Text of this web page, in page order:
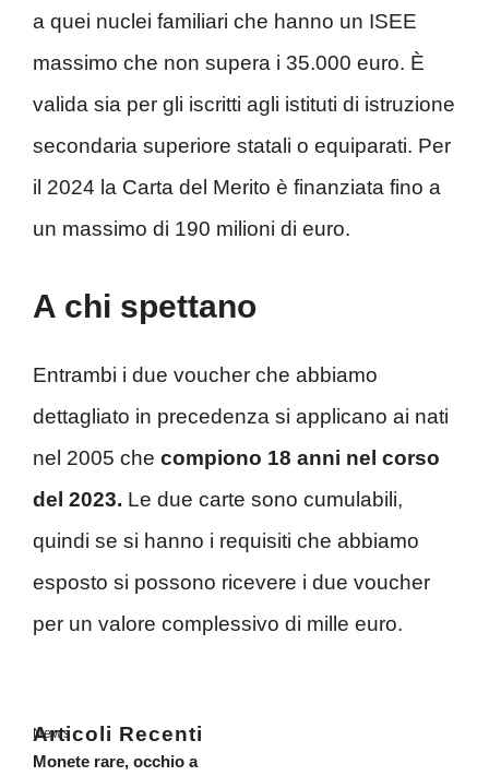
a quei nuclei familiari che hanno un ISEE
massimo che non supera i 35.000 euro. È
valida sia per gli iscritti agli istituti di istruzione
secondaria superiore statali o equiparati. Per
il 2024 la Carta del Merito è finanziata fino a
un massimo di 190 milioni di euro.
A chi spettano
Entrambi i due voucher che abbiamo
dettagliato in precedenza si applicano ai nati
nel 2005 che compiono 18 anni nel corso
del 2023. Le due carte sono cumulabili,
quindi se si hanno i requisiti che abbiamo
esposto si possono ricevere i due voucher
per un valore complessivo di mille euro.
Articoli Recenti
News
Monete rare, occhio a